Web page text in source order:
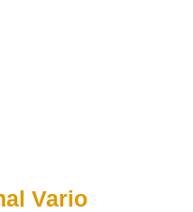
Vario